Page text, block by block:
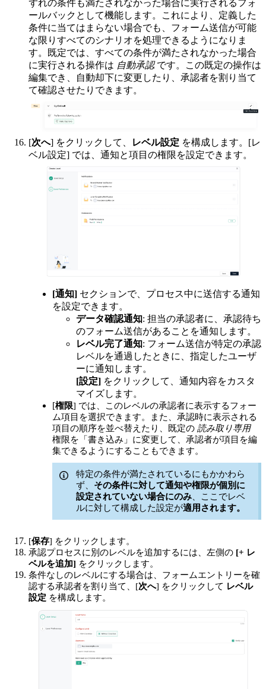
ずれの条件も満たされなかった場合に実行されるフォ
ールバックとして機能します。これにより、定義した
条件に当てはまらない場合でも、フォーム送信が可能
な限りすべてのシナリオを処理できるようになりま
す。既定では、すべての条件が満たされなかった場合
に実行される操作は 自動承認です。この既定の操作は
編集でき、自動却下に変更したり、承認者を割り当て
て確認させたりできます。
[次へ] をクリックして、 レベル設定 を構成します。[レ
ベル設定] では、通知と項目の権限を設定できます。
[通知] セクションで、プロセス中に送信する通知
を設定できます。
データ確認通知: 担当の承認者に、承認待ち
のフォーム送信があることを通知します。
レベル完了通知: フォーム送信が特定の承認
レベルを通過したときに、指定したユーザ
ーに通知します。
[設定] をクリックして、通知内容をカスタ
マイズします。
[権限] では、このレベルの承認者に表示するフォー
ム項目を選択できます。また、承認時に表示される
項目の順序を並べ替えたり、既定の 読み取り専用
権限を「書き込み」に変更して、承認者が項目を編
集できるようにすることもできます。
特定の条件が満たされているにもかかわら
ず、 その条件に対して通知や権限が個別に
設定されていない場合にのみ、ここでレベ
ルに対して構成した設定が適用されます。
[保存] をクリックします。
承認プロセスに別のレベルを追加するには、左側の [+ レ
ベルを追加] をクリックします。
条件なしのレベルにする場合は、フォームエントリーを確
認する承認者を割り当て、[次へ] をクリックして レベル
設定 を構成します。